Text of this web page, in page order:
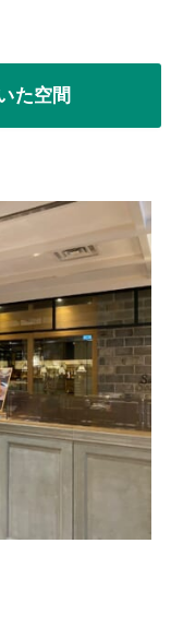
た空間